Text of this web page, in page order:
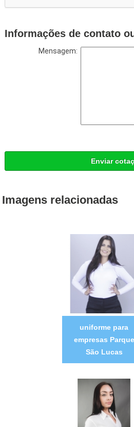
Informações de contato
Mensagem:
Enviar
Imagens relacionadas
uniforme para
empresas Parque
São Lucas